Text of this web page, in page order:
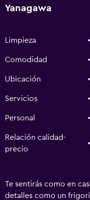
Yanagawa
Limpieza
Comodidad
Ubicación
Servicios
Personal
Relación calidad-
precio
Te sentirás como en
detalles como un